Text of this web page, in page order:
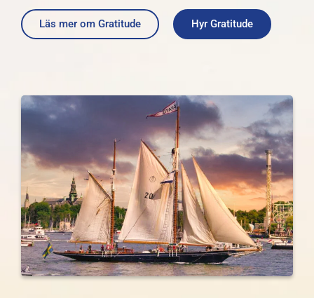
Läs mer om Gratitude Hyr Gratitude